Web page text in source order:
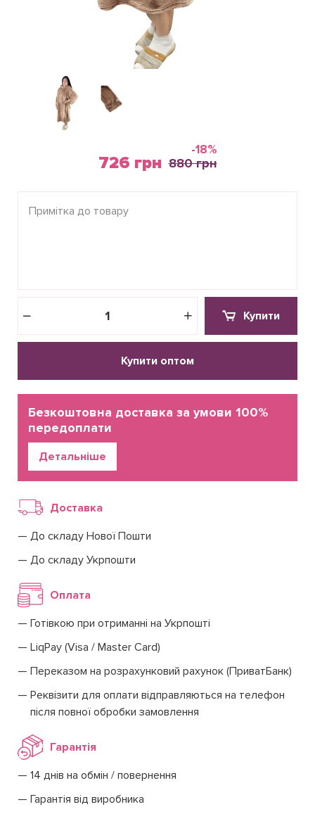
-18%
880 грн
726 грн
Купити
Купити оптом
Детальніше
Безкоштовна доставка за умови 100%
передоплати
Доставка
До складу Нової Пошти
До складу Укрпошти
Оплата
Готівкою при отриманні на Укрпошті
LiqPay (Visa / Master Card)
Переказом на розрахунковий рахунок (ПриватБанк)
Реквізити для оплати відправляються на телефон
після повної обробки замовлення
Гарантія
14 днів на обмін / повернення
Гарантія від виробника